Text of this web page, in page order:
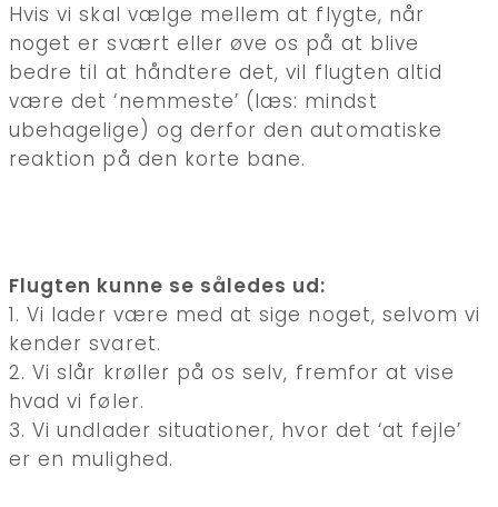
Hvis vi skal vælge mellem at flygte, når
noget er svært eller øve os på at blive
bedre til at håndtere det, vil flugten altid
være det ‘nemmeste’ (læs: mindst
ubehagelige) og derfor den automatiske
reaktion på den korte bane.
Flugten kunne se således ud:
1. Vi lader være med at sige noget, selvom vi
kender svaret.
2. Vi slår krøller på os selv, fremfor at vise
hvad vi føler.
3. Vi undlader situationer, hvor det ‘at fejle’
er en mulighed.